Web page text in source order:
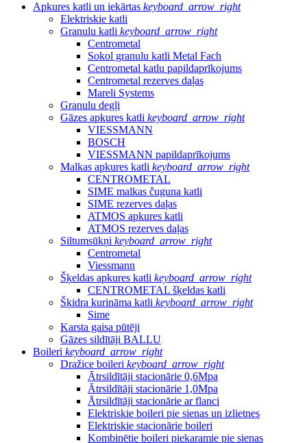
Apkures katli un iekārtas keyboard_arrow_right
Elektriskie katli
Granulu katli keyboard_arrow_right
Centrometal
Sokol granulu katli Metal Fach
Centrometal katlu papildaprīkojums
Centrometal rezerves daļas
Mareli Systems
Granulu degļi
Gāzes apkures katli keyboard_arrow_right
VIESSMANN
BOSCH
VIESSMANN papildaprīkojums
Malkas apkures katli keyboard_arrow_right
CENTROMETAL
SIME malkas čuguna katli
SIME rezerves daļas
ATMOS apkures katli
ATMOS rezerves daļas
Siltumsūkņi keyboard_arrow_right
Centrometal
Viessmann
Šķeldas apkures katli keyboard_arrow_right
CENTROMETAL šķeldas katli
Šķidra kurināma katli keyboard_arrow_right
Sime
Karsta gaisa pūtēji
Gāzes sildītāji BALLU
Boileri keyboard_arrow_right
Dražice boileri keyboard_arrow_right
Ātrsildītāji stacionārie 0,6Mpa
Ātrsildītāji stacionārie 1,0Mpa
Ātrsildītāji stacionārie ar flanci
Elektriskie boileri pie sienas un izlietnes
Elektriskie stacionārie boileri
Kombinētie boileri piekaramie pie sienas